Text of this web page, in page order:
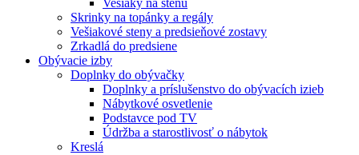
Skrinky na topánky a regály
Vešiakové steny a predsieňové zostavy
Zrkadlá do predsiene
Obývacie izby
Doplnky do obývačky
Doplnky a príslušenstvo do obývacích izieb
Nábytkové osvetlenie
Podstavce pod TV
Údržba a starostlivosť o nábytok
Kreslá